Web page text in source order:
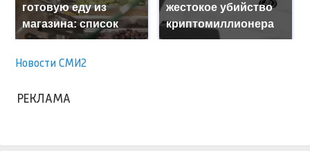
готовую еду из
магазина: список
жестокое убийство
криптомиллионера
Новости СМИ2
РЕКЛАМА